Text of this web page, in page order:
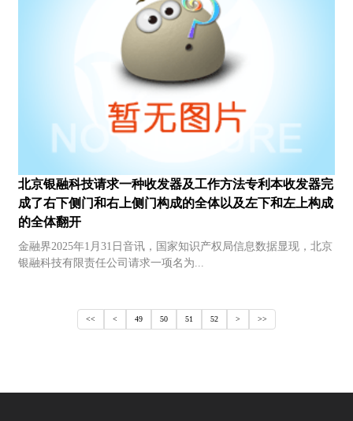
北京银融科技请求一种收发器及工作方法专利本收发器完
成了右下侧门和右上侧门构成的全体以及左下和左上构成
的全体翻开
金融界2025年1月31日音讯，国家知识产权局信息数据显现，北京
银融科技有限责任公司请求一项名为...
<< < 49 50 51 52 > >>